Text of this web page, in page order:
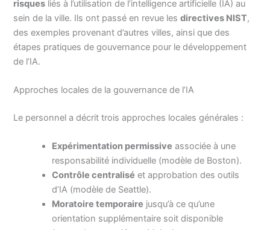
risques liés à l’utilisation de l’intelligence artificielle (IA) au
sein de la ville. Ils ont passé en revue lesdirectives NIST,
des exemples provenant d’autres villes, ainsi que des
étapes pratiques de gouvernance pour le développement
de l’IA.
Approches locales de la gouvernance de l’IA
Le personnel a décrit trois approches locales générales :
Expérimentation permissive associée à une
responsabilité individuelle (modèle de Boston).
Contrôle centralisé et approbation des outils
d’IA (modèle de Seattle).
Moratoire temporaire jusqu’à ce qu’une
orientation supplémentaire soit disponible